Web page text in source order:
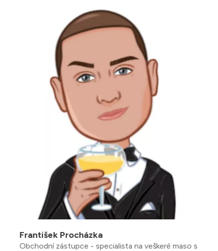
František Procházka
Obchodní zástupce - specialista na veškeré maso s